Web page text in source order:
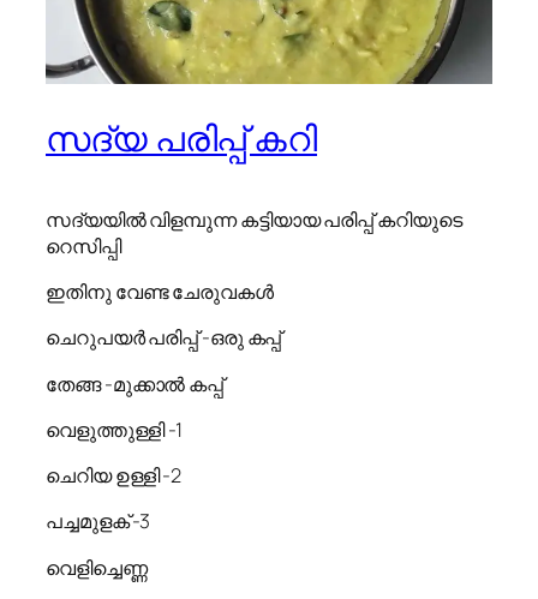
സദ്യ പരിപ്പ് കറി
സദ്യയിൽ വിളമ്പുന്ന കട്ടിയായ പരിപ്പ് കറിയുടെ
റെസിപ്പി
ഇതിനു വേണ്ട ചേരുവകൾ
ചെറുപയർ പരിപ്പ് -ഒരു കപ്പ്
തേങ്ങ -മുക്കാൽ കപ്പ്
വെളുത്തുള്ളി -1
ചെറിയ ഉള്ളി -2
പച്ചമുളക് -3
വെളിച്ചെണ്ണ